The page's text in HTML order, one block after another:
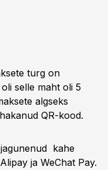
turg on
selle maht oli 5
algseks
QR-kood.
kahe
ja WeChat Pay.